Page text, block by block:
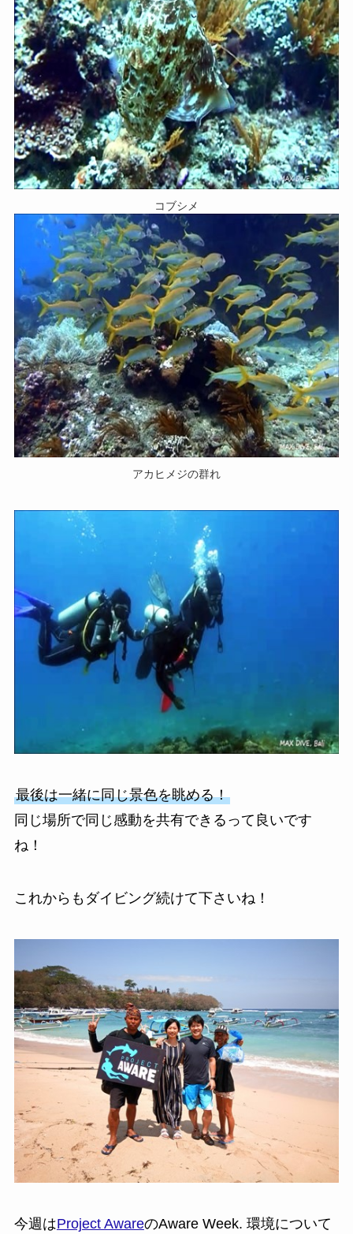
コブシメ
アカヒメジの群れ
最後は一緒に同じ景色を眺める！
同じ場所で同じ感動を共有できるって良いです
ね！
これからもダイビング続けて下さいね！
今週はProject AwareのAware Week. 環境について